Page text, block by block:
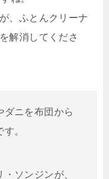
、ふとんクリーナ
解消してくださ
ダニを布団から
。
ソンジンが、